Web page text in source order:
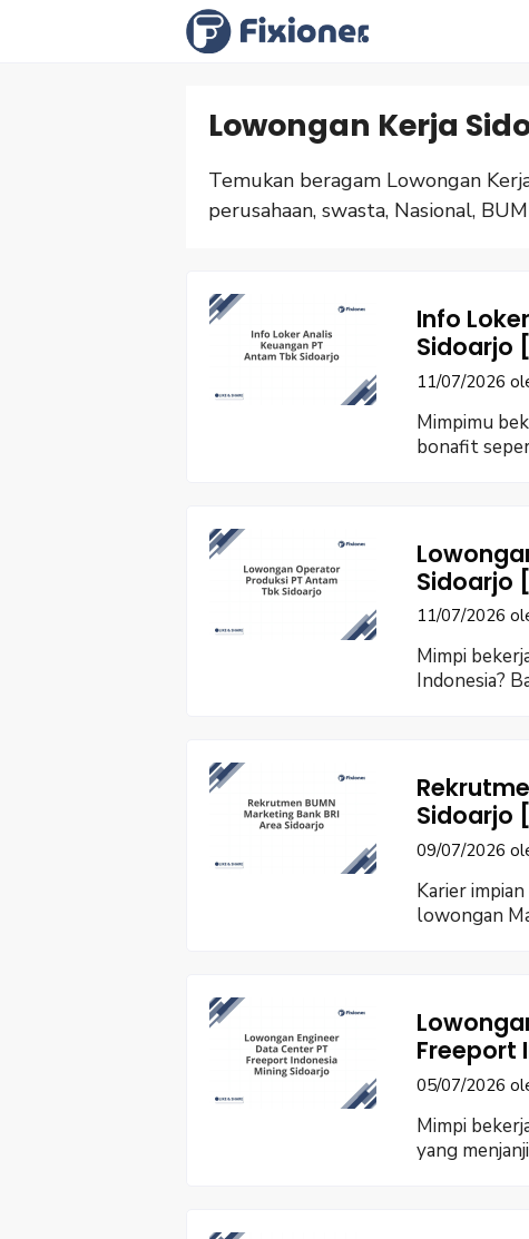
Lowongan Kerja
Temukan beragam Lowongan
perusahaan, swasta, Nasional,
Info
Sidoarjo
11/07/2026
Mimpimu
bonafit
Sidoarjo
11/07/2026
Mimpi
Indonesia?
Sidoarjo
09/07/2026
Karier
lowongan
Freeport
05/07/2026
Mimpi
yang